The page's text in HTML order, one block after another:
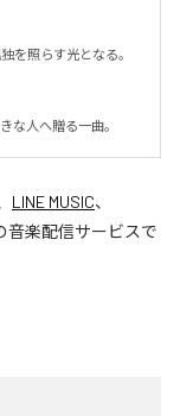
を照らす光となる。
な人へ贈る一曲。
LINE MUSIC、
音楽配信サービスで